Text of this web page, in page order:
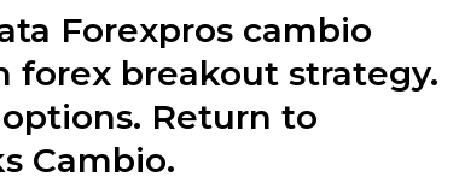
Forexpros cambio
forex breakout strategy.
Return to
Cambio.